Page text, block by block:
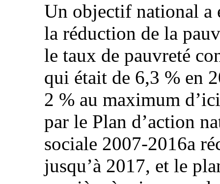
Un objectif national a
la réduction de la
le taux de pauvreté
qui était de 6,3 % en
2 % au maximum
par le Plan d’action
sociale 2007-2016a
jusqu’à 2017, et le